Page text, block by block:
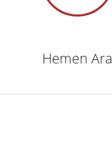
Hemen Ara